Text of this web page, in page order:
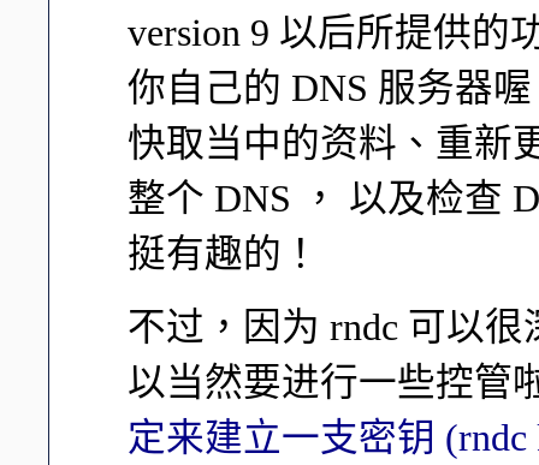
version 9 以后所提供的
你自己的 DNS 服务器
快取当中的资料、重新
整个 DNS ， 以及检查
挺有趣的！
不过，因为 rndc 可以
以当然要进行一些控管
定来建立一支密钥